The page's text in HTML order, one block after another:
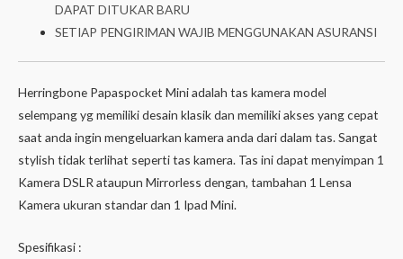
DAPAT DITUKAR BARU
SETIAP PENGIRIMAN WAJIB MENGGUNAKAN ASURANSI
Herringbone Papaspocket Mini adalah tas kamera model
selempang yg memiliki desain klasik dan memiliki akses yang cepat
saat anda ingin mengeluarkan kamera anda dari dalam tas. Sangat
stylish tidak terlihat seperti tas kamera. Tas ini dapat menyimpan 1
Kamera DSLR ataupun Mirrorless dengan, tambahan 1 Lensa
Kamera ukuran standar dan 1 Ipad Mini.
Spesifikasi :